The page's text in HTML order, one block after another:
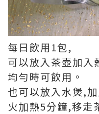
每日飲用1包,
可以放入茶壺加入
均勻時可飲用。
也可以放入水煲,
火加熱5分鐘,移走